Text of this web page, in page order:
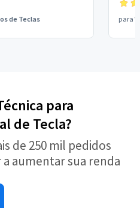
de Teclas para
para
de Tecla?
de 250 mil pedidos
aumentar sua renda